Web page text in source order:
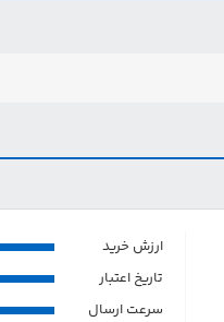
ارزش خرید
تاریخ اعتبار
سرعت ارسال